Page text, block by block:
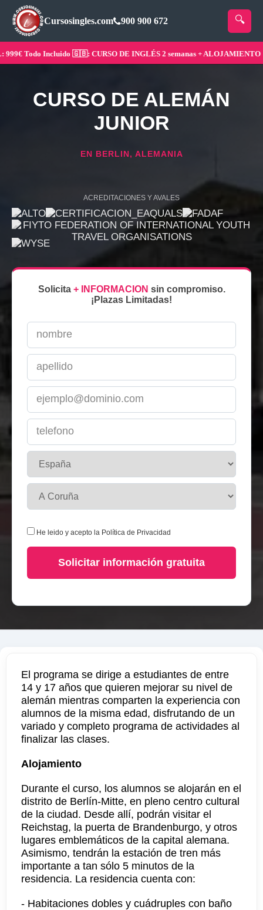
Cursosingles.com 900 900 672
Todo Incluido 🇬🇧: CURSO DE INGLÉS 2 semanas + ALOJAMIENTO
CURSO DE ALEMÁN
JUNIOR
EN BERLIN, ALEMANIA
ACREDITACIONES Y AVALES
Solicita + INFORMACION sin compromiso.
¡Plazas Limitadas!
He leido y acepto la Política de Privacidad
Solicitar información gratuita
El programa se dirige a estudiantes de entre
14 y 17 años que quieren mejorar su nivel de
alemán mientras comparten la experiencia con
alumnos de la misma edad, disfrutando de un
variado y completo programa de actividades al
finalizar las clases.
Alojamiento
Durante el curso, los alumnos se alojarán en el
distrito de Berlín-Mitte, en pleno centro cultural
de la ciudad. Desde allí, podrán visitar el
Reichstag, la puerta de Brandenburgo, y otros
lugares emblemáticos de la capital alemana.
Asimismo, tendrán la estación de tren más
importante a tan sólo 5 minutos de la
residencia. La residencia cuenta con:
- Habitaciones dobles y cuádruples con baño